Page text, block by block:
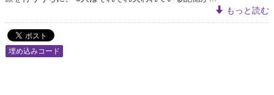
もっと読む
埋め込みコード